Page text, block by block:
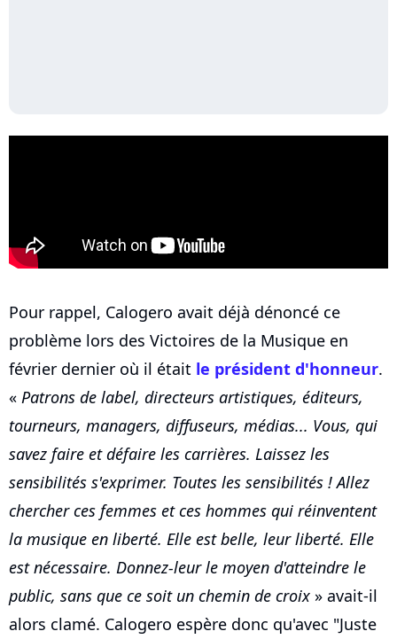
Pour rappel, Calogero avait déjà dénoncé ce
problème lors des Victoires de la Musique en
février dernier où il était le président d'honneur.
« Patrons de label, directeurs artistiques, éditeurs,
tourneurs, managers, diffuseurs, médias... Vous, qui
savez faire et défaire les carrières. Laissez les
sensibilités s'exprimer. Toutes les sensibilités ! Allez
chercher ces femmes et ces hommes qui réinventent
la musique en liberté. Elle est belle, leur liberté. Elle
est nécessaire. Donnez-leur le moyen d'atteindre le
public, sans que ce soit un chemin de croix » avait-il
alors clamé. Calogero espère donc qu'avec "Juste